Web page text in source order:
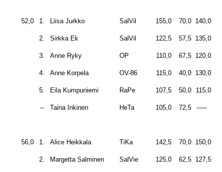
52,0 1. Liisa Jurkko SalVil 155,0 70,0 140,0
2. Sirkka Ek SalVil 122,5 57,5 135,0
3. Anne Ryky OP 110,0 67,5 120,0
4. Anne Korpela OV-86 115,0 40,0 130,0
5. Eila Kumpuniemi RaPe 107,5 50,0 115,0
– Taina Inkinen HeTa 105,0 72,5 —–
56,0 1. Alice Heikkala TiKa 142,5 70,0 150,0
2. Margetta Salminen SalVie 125,0 62,5 127,5